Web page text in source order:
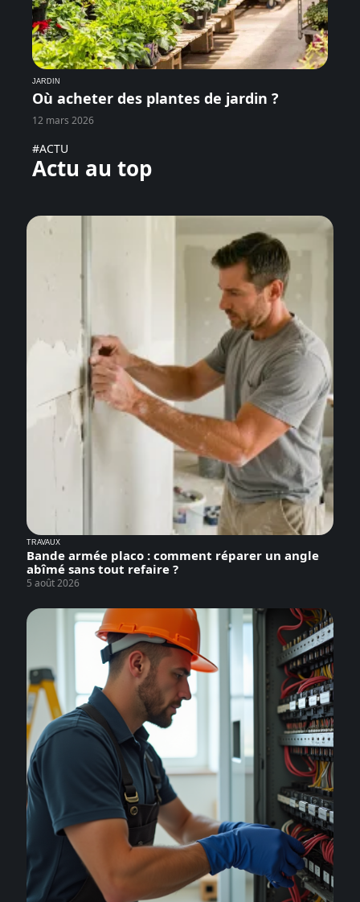
JARDIN
Où acheter des plantes de jardin ?
12 mars 2026
#ACTU
Actu au top
TRAVAUX
Bande armée placo : comment réparer un angle
abîmé sans tout refaire ?
5 août 2026